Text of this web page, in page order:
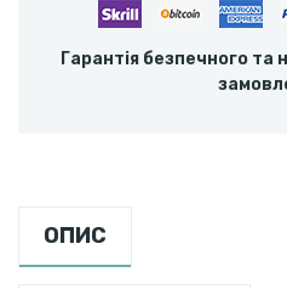
Гарантія безпечного та
ОПИС